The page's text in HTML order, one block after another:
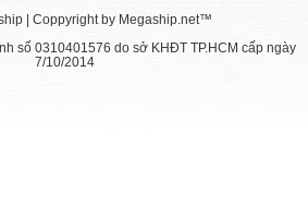
| Coppyright by Megaship.net™
số 0310401576 do sở KHĐT TP.HCM cấp ngày
7/10/2014